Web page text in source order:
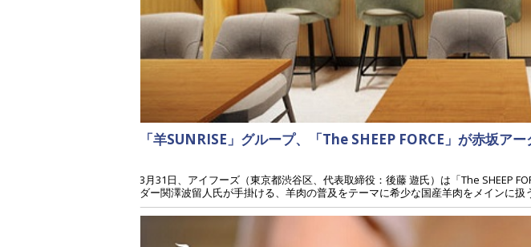
「羊SUNRISE」グループ、「The SHEEP FORCE」が赤坂ア
3月31日、アイフーズ（東京都渋谷区、代表取締役：後藤 遊氏）は「The SHEEP
ダー関澤波留人氏が手掛ける、羊肉の普及をテーマに希少な国産羊肉をメインに